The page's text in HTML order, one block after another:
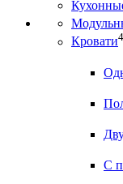
Кровати
С